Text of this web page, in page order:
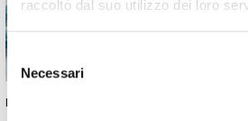
raccolto dal suo utilizzo dei loro
Selezione
del
consenso
Necessari
INKAEDD2202